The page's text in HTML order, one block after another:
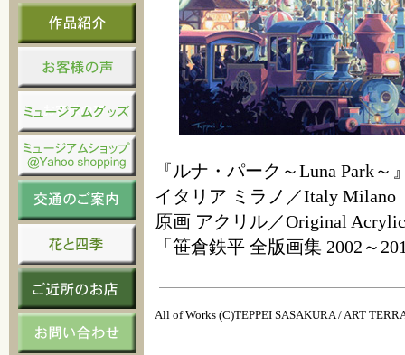
『ルナ・パーク～Luna Park～
イタリア ミラノ／Italy Milano
原画 アクリル／Original
「笹倉鉄平 全版画集 2002～
All of Works (C)TEPPEI SASAKURA / ART